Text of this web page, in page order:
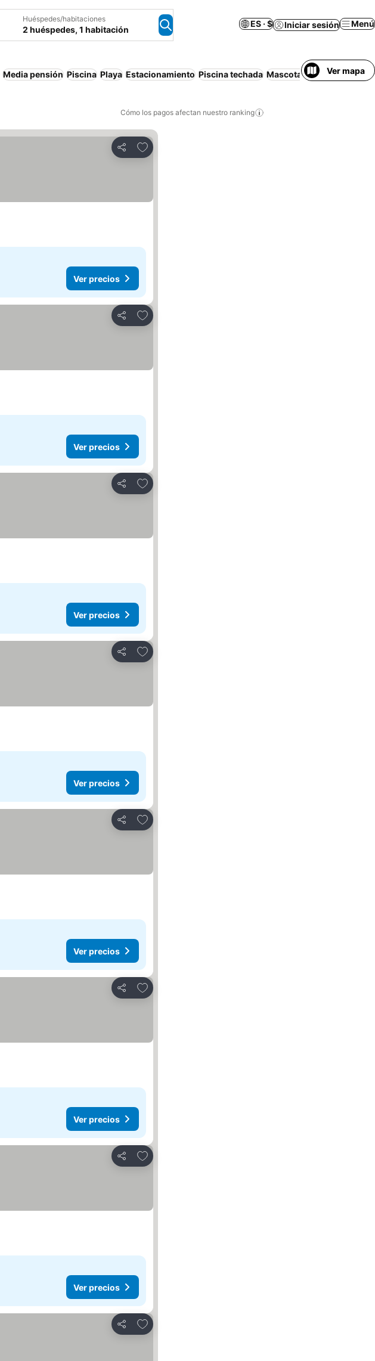
Huéspedes/habitaciones
2 huéspedes, 1 habitación
ES · $ Iniciar sesión Menú
Media pensión Piscina Playa Estacionamiento Piscina techada Mascotas permitidas
Ver mapa
Cómo los pagos afectan nuestro ranking
Compartir
Agregar a favoritos
Ver precios
Compartir
Agregar a favoritos
Ver precios
Compartir
Agregar a favoritos
Ver precios
Compartir
Agregar a favoritos
Ver precios
Compartir
Agregar a favoritos
Ver precios
Compartir
Agregar a favoritos
Ver precios
Compartir
Agregar a favoritos
Ver precios
Compartir
Agregar a favoritos